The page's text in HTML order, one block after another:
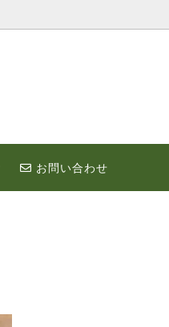
お問い合わせ